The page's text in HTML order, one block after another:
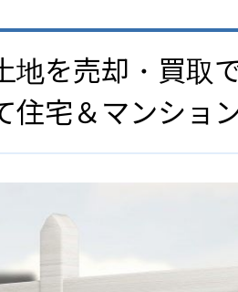
地を売却・買取
宅＆マンション